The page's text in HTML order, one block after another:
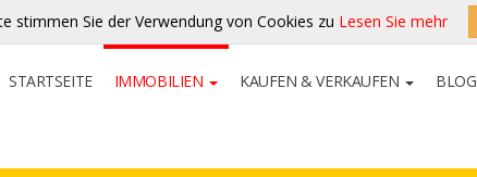
stimmen Sie der Verwendung von Cookies zu Lesen Sie mehr
STARTSEITE IMMOBILIEN KAUFEN & VERKAUFEN BLOG